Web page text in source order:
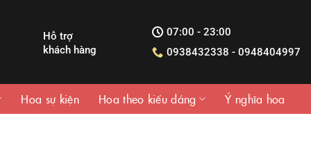
Hỗ trợ
khách hàng
07:00 - 23:00
0938432338 - 0948404997
Hoa sự kiện Hoa theo kiểu dáng Ý nghĩa hoa